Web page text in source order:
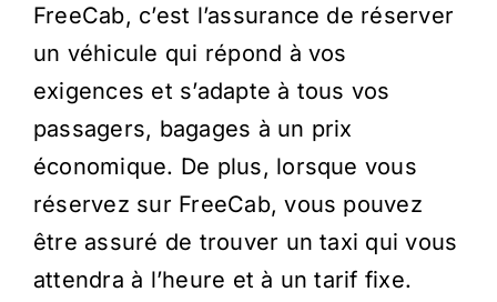
FreeCab, c’est l’assurance de réserver
un véhicule qui répond à vos
exigences et s’adapte à tous vos
passagers, bagages à un prix
économique. De plus, lorsque vous
réservez sur FreeCab, vous pouvez
être assuré de trouver un taxi qui vous
attendra à l’heure et à un tarif fixe.